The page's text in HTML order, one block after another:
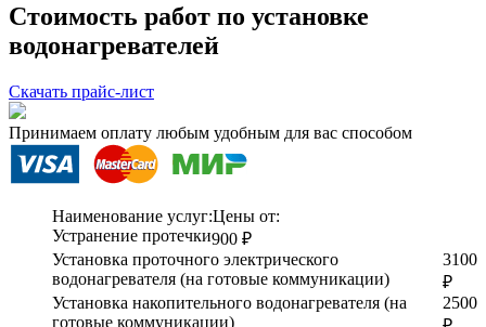
Стоимость работ по установке
водонагревателей
Скачать прайс-лист
Принимаем оплату любым удобным для вас способом
Наименование услуг:Цены от:
Устранение протечки900 ₽
Установка проточного электрического
водонагревателя (на готовые коммуникации)
3100
₽
Установка накопительного водонагревателя (на
готовые коммуникации)
2500